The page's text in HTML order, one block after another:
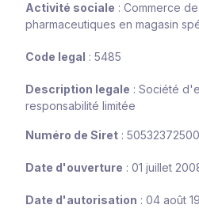
Activité sociale : Commerce
pharmaceutiques en magasin
Code legal : 5485
Description legale : Société
responsabilité limitée
Numéro de Siret :
Date d'ouverture : 01 juillet
Date d'autorisation : 04 août